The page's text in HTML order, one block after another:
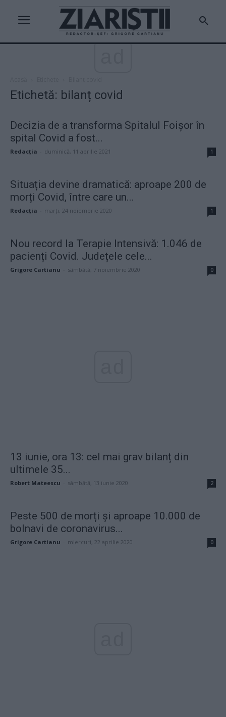
Etichetă: bilanț covid
Decizia de a transforma Spitalul Foișor în
spital Covid a fost...
Redacţia duminică, 11 aprilie 2021 1
Situația devine dramatică: aproape 200 de
morți Covid, între care un...
Redacţia marți, 24 noiembrie 2020 1
Nou record la Terapie Intensivă: 1.046 de
pacienți Covid. Județele cele...
Grigore Cartianu sâmbătă, 7 noiembrie 2020 0
13 iunie, ora 13: cel mai grav bilanț din
ultimele 35...
Robert Mateescu sâmbătă, 13 iunie 2020 2
Peste 500 de morți și aproape 10.000 de
bolnavi de coronavirus...
Grigore Cartianu miercuri, 22 aprilie 2020 0